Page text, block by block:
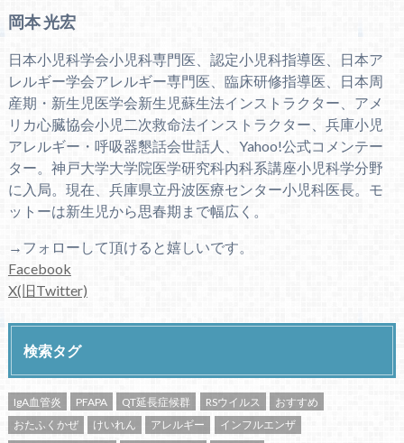
岡本 光宏
日本小児科学会小児科専門医、認定小児科指導医、日本ア
レルギー学会アレルギー専門医、臨床研修指導医、日本周
産期・新生児医学会新生児蘇生法インストラクター、アメ
リカ心臓協会小児二次救命法インストラクター、兵庫小児
アレルギー・呼吸器懇話会世話人、Yahoo!公式コメンテー
ター。神戸大学大学院医学研究科内科系講座小児科学分野
に入局。現在、兵庫県立丹波医療センター小児科医長。モ
ットーは新生児から思春期まで幅広く。
→フォローして頂けると嬉しいです。
Facebook
X(旧Twitter)
検索タグ
IgA血管炎 PFAPA QT延長症候群 RSウイルス
おすすめ
おたふくかぜ
けいれん アレルギー
インフルエンザ